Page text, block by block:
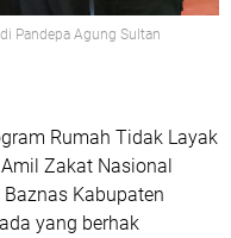
Pandepa Agung Sultan
Rumah Tidak Layak
Zakat Nasional
Kabupaten
yang berhak